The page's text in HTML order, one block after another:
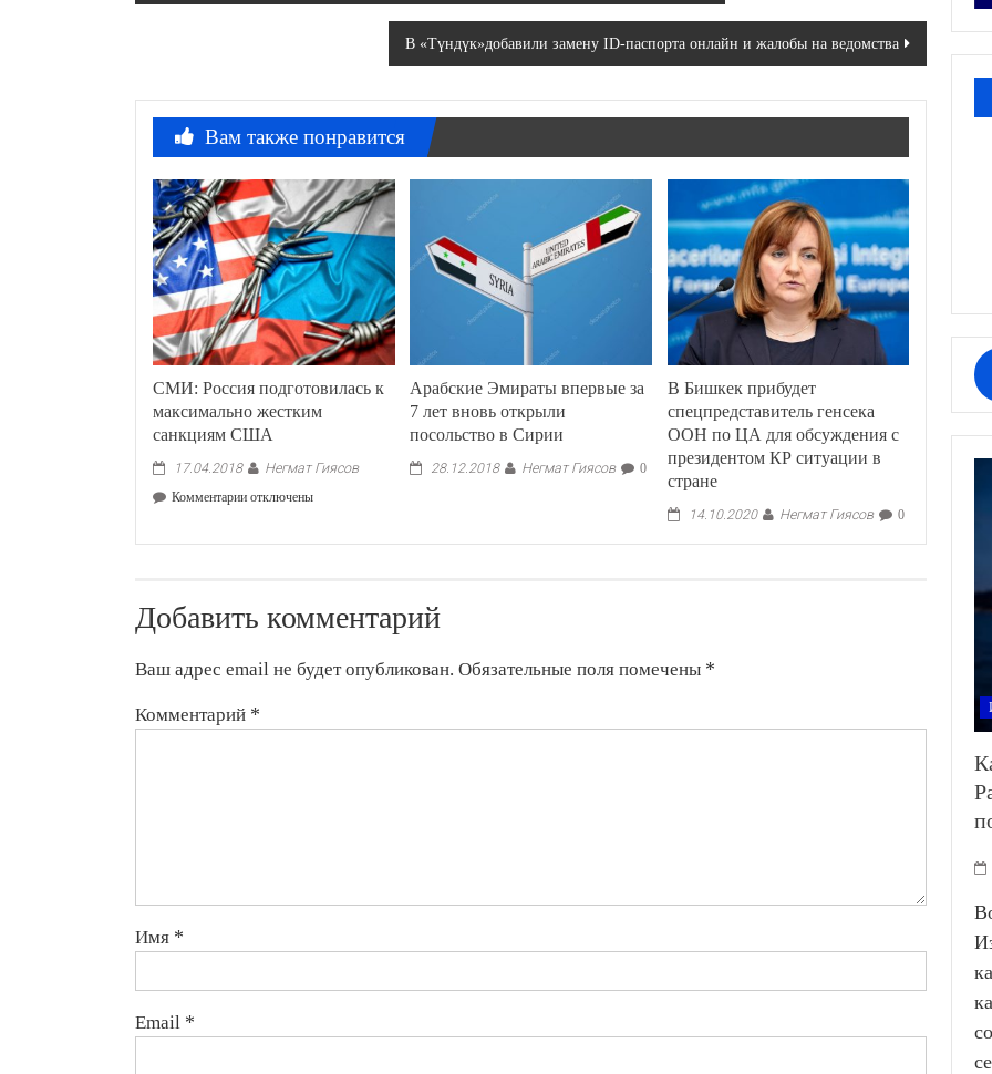
В «Түндүк»добавили замену ID-паспорта онлайн и жалобы на ведомства
Вам также понравится
СМИ: Россия подготовилась к
максимально жестким
санкциям США
17.04.2018 Негмат Гиясов
Комментариик
максимально
США
отключены
Арабские Эмираты впервые за
7 лет вновь открыли
посольство в Сирии
28.12.2018 Негмат Гиясов 0
В Бишкек прибудет
спецпредставитель генсека
ООН по ЦА для обсуждения с
президентом КР ситуации в
стране
14.10.2020 Негмат Гиясов 0
Добавить комментарий
Ваш адрес email не будет опубликован. Обязательные поля помечены *
Комментарий *
Имя *
Email *